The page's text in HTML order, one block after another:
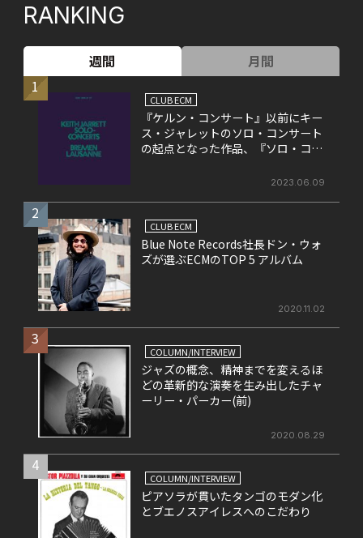
RANKING
週間
月間
1
CLUB ECM
『ケルン・コンサート』以前にキー
ス・ジャレットのソロ・コンサート
の起点となった作品、『ソロ・コン
2023.06.09
2
CLUB ECM
Blue Note Records社長ドン・ウォ
ズが選ぶECMのTOP 5 アルバム
2020.11.02
3
COLUMN/INTERVIEW
ジャズの概念、精神までを変えるほ
どの革新的な演奏を生み出したチャ
ーリー・パーカー(前)
2020.08.29
4
COLUMN/INTERVIEW
ピアソラが貫いたタンゴのモダン化
とブエノスアイレスへのこだわり